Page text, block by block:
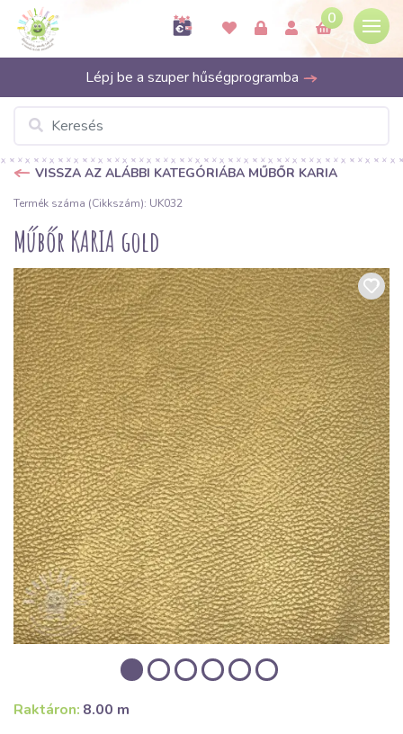
0
Lépj be a szuper hűségprogramba
VISSZA AZ ALÁBBI KATEGÓRIÁBA MŰBŐR KARIA
Termék száma (Cikkszám): UK032
Műbőr KARIA gold
Raktáron: 8.00 m